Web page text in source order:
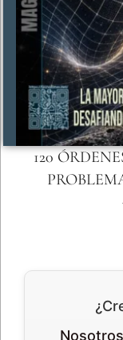
120